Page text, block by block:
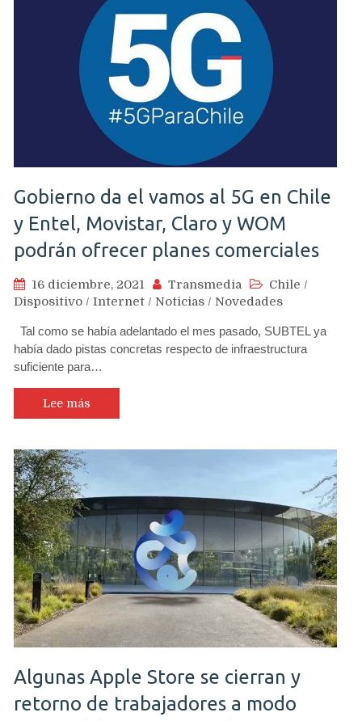
Gobierno da el vamos al 5G en Chile
y Entel, Movistar, Claro y WOM
podrán ofrecer planes comerciales
16 diciembre, 2021 Transmedia Chile /
Dispositivo / Internet / Noticias / Novedades
Tal como se había adelantado el mes pasado, SUBTEL ya
había dado pistas concretas respecto de infraestructura
suficiente para…
Lee más
Algunas Apple Store se cierran y
retorno de trabajadores a modo